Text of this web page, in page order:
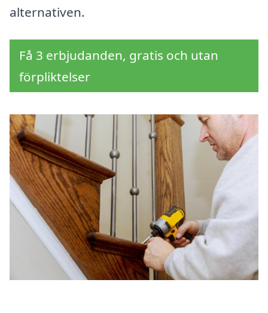
alternativen.
Få 3 erbjudanden, gratis och utan
förpliktelser